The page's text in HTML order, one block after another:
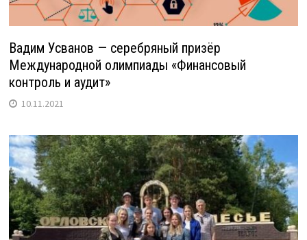
Вадим Усванов — серебряный призёр
Международной олимпиады «Финансовый
контроль и аудит»
10.11.2021